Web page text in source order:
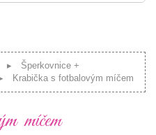
Šperkovnice +
Krabička s fotbalovým míčem
míčem